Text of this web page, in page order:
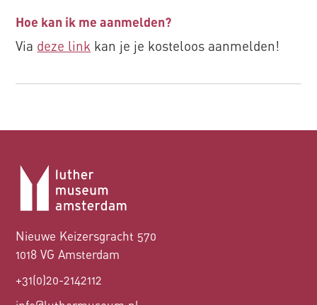
Hoe kan ik me aanmelden?
Via deze link kan je je kosteloos aanmelden!
Nieuwe Keizersgracht 570
1018 VG Amsterdam
+31(0)20-2142112